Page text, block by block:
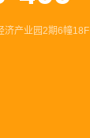
济产业园2期6幢18F